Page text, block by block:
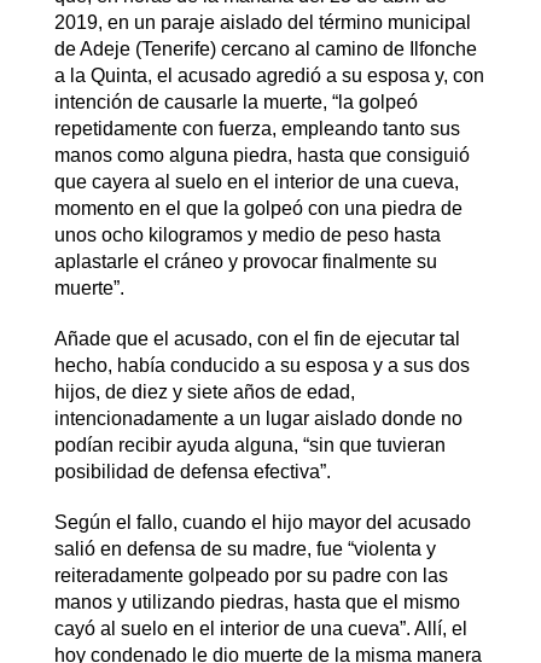
2019, en un paraje aislado del término municipal
de Adeje (Tenerife) cercano al camino de Ilfonche
a la Quinta, el acusado agredió a su esposa y, con
intención de causarle la muerte, “la golpeó
repetidamente con fuerza, empleando tanto sus
manos como alguna piedra, hasta que consiguió
que cayera al suelo en el interior de una cueva,
momento en el que la golpeó con una piedra de
unos ocho kilogramos y medio de peso hasta
aplastarle el cráneo y provocar finalmente su
muerte”.
Añade que el acusado, con el fin de ejecutar tal
hecho, había conducido a su esposa y a sus dos
hijos, de diez y siete años de edad,
intencionadamente a un lugar aislado donde no
podían recibir ayuda alguna, “sin que tuvieran
posibilidad de defensa efectiva”.
Según el fallo, cuando el hijo mayor del acusado
salió en defensa de su madre, fue “violenta y
reiteradamente golpeado por su padre con las
manos y utilizando piedras, hasta que el mismo
cayó al suelo en el interior de una cueva”. Allí, el
hoy condenado le dio muerte de la misma manera